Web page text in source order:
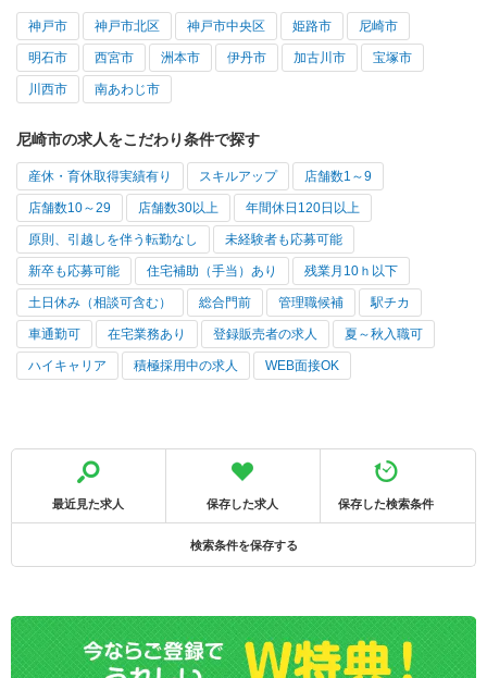
神戸市 神戸市北区 神戸市中央区 姫路市 尼崎市
明石市 西宮市 洲本市 伊丹市 加古川市 宝塚市
川西市 南あわじ市
尼崎市の求人をこだわり条件で探す
産休・育休取得実績有り スキルアップ 店舗数1～9
店舗数10～29 店舗数30以上 年間休日120日以上
原則、引越しを伴う転勤なし 未経験者も応募可能
新卒も応募可能 住宅補助（手当）あり 残業月10ｈ以下
土日休み（相談可含む） 総合門前 管理職候補 駅チカ
車通勤可 在宅業務あり 登録販売者の求人 夏～秋入職可
ハイキャリア 積極採用中の求人 WEB面接OK
最近見た求人 保存した求人 保存した検索条件
検索条件を保存する